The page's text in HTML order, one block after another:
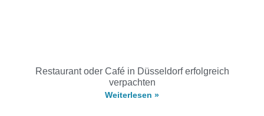
Restaurant oder Café in Düsseldorf erfolgreich
verpachten
Weiterlesen »